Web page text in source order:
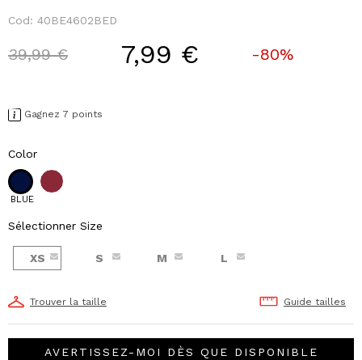
Cod: 40BE4602BED
Price reduced from
39,99 €to 7,99 € -80%
Gagnez 7 points
Color
BLUE
Sélectionner Size
XS S M L
Trouver la taille Guide tailles
AVERTISSEZ-MOI DÈS QUE DISPONIBLE